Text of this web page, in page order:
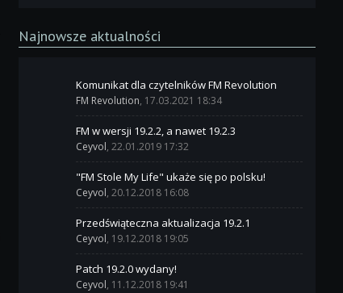
Najnowsze aktualności
Komunikat dla czytelników FM Revolution
FM Revolution, 17.03.2021 18:34
FM w wersji 19.2.2, a nawet 19.2.3
Ceyvol, 22.01.2019 17:32
"FM Stole My Life" ukaże się po polsku!
Ceyvol, 20.12.2018 16:08
Przedświąteczna aktualizacja 19.2.1
Ceyvol, 19.12.2018 19:05
Patch 19.2.0 wydany!
Ceyvol, 11.12.2018 19:41